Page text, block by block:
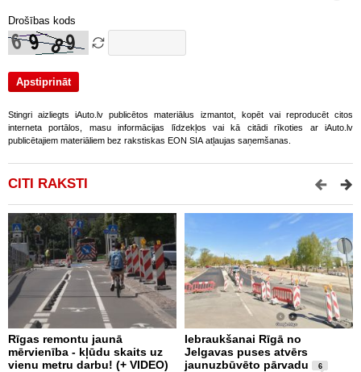
Drošības kods
Stingri aizliegts iAuto.lv publicētos materiālus izmantot, kopēt vai reproducēt citos
interneta portālos, masu informācijas līdzekļos vai kā citādi rīkoties ar iAuto.lv
publicētajiem materiāliem bez rakstiskas EON SIA atļaujas saņemšanas.
CITI RAKSTI
Rīgas remontu jaunā
mērvienība - kļūdu skaits uz
vienu metru darbu! (+ VIDEO)
Iebraukšanai Rīgā no
Jelgavas puses atvērs
jaunuzbūvēto pārvadu
6